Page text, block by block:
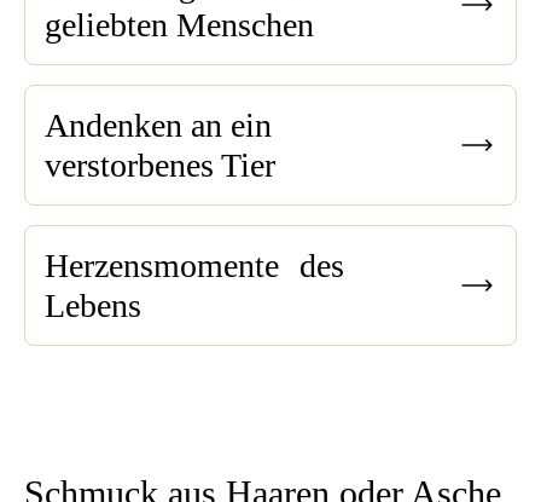
geliebten Menschen
Andenken an ein
verstorbenes Tier
Herzensmomente des
Lebens
Schmuck aus Haaren oder Asche